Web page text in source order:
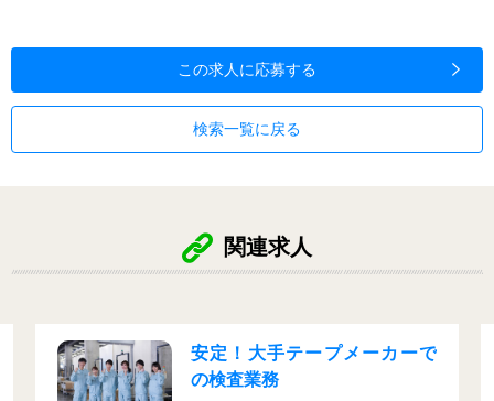
この求人に応募する
検索一覧に戻る
関連求人
安定！大手テープメーカーで
の検査業務